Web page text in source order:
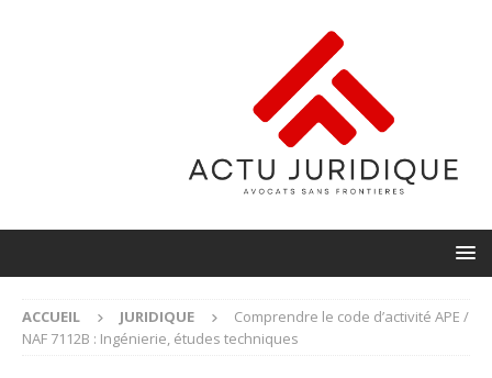
ACCUEIL JURIDIQUE
Comprendre le code d’activité APE /
NAF 7112B : Ingénierie, études techniques